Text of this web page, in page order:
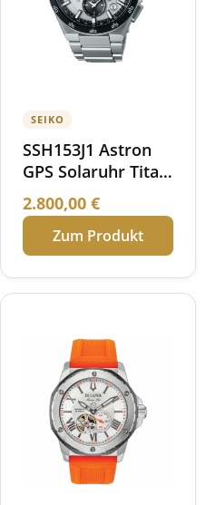
SEIKO
SSH153J1 Astron
GPS Solaruhr Titan
Keramik
2.800,00 €
Zum Produkt